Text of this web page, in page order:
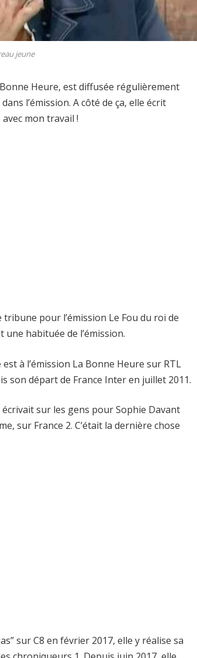
jeune
Heure, est diffusée régulièrement
l’émission. A côté de ça, elle écrit
mon travail !
pour l’émission Le Fou du roi de
une habituée de l’émission.
à l’émission La Bonne Heure sur RTL
son départ de France Inter en juillet 2011.
écrivait sur les gens pour Sophie Davant
sur France 2. C’était la dernière chose
sur C8 en février 2017, elle y réalise sa